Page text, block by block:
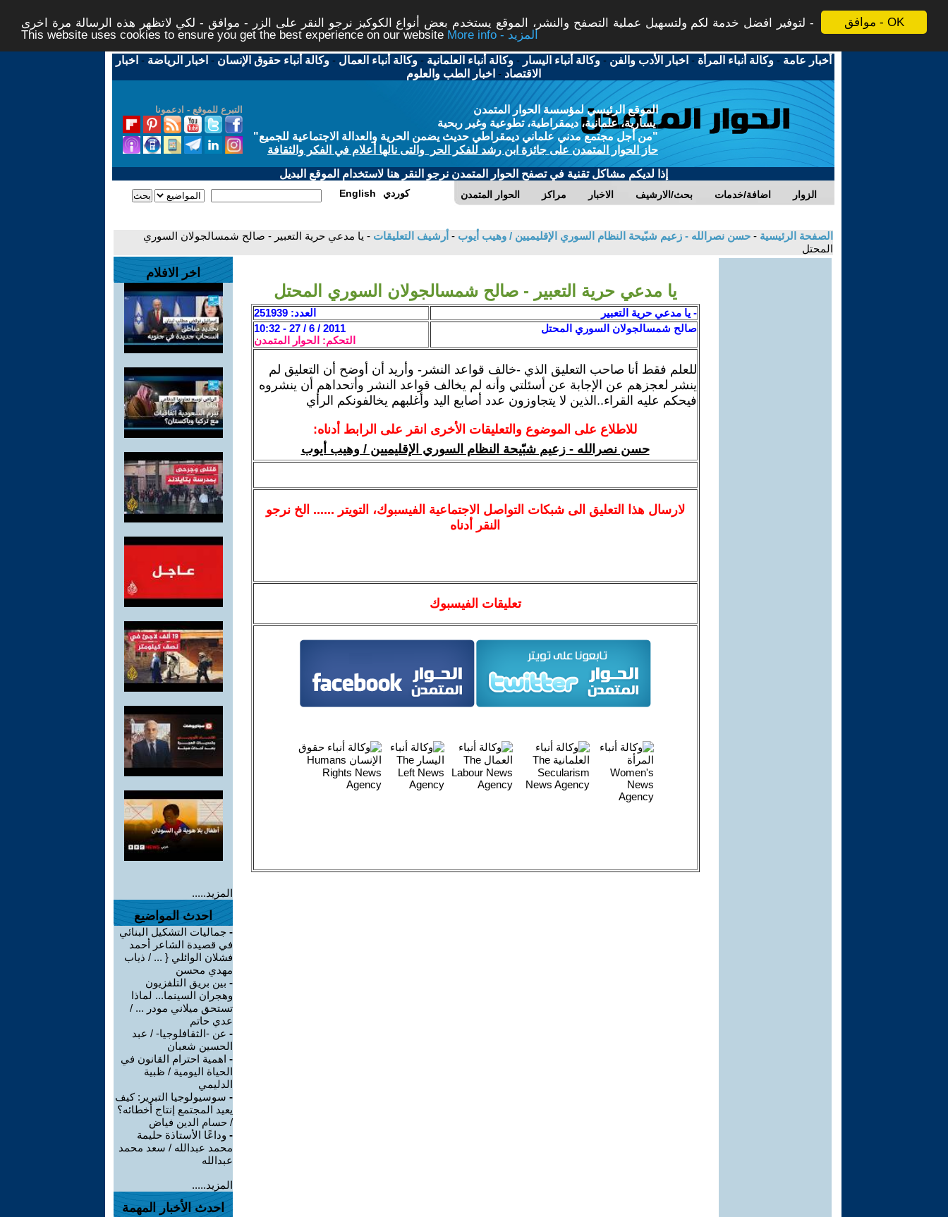
موافق - OK
لتوفير افضل خدمة لكم ولتسهيل عملية التصفح والنشر، الموقع يستخدم بعض أنواع الكوكيز نرجو النقر على الزر - موافق - لكي لاتظهر هذه الرسالة مرة اخرى -
This website uses cookies to ensure you get the best experience on our website
More info - المزيد
أخبار عامة -وكالة أنباء المرأة - اخبار الأدب والفن -وكالة أنباء اليسار -وكالة أنباء العلمانية -وكالة أنباء العمال -وكالة أنباء حقوق الإنسان - اخبار الرياضة - اخبار
الاقتصاد - اخبار الطب والعلوم
التبرع للموقع - ادعمونا
الموقع الرئيسي لمؤسسة الحوار المتمدن
يسارية، علمانية، ديمقراطية، تطوعية وغير ربحية
"من أجل مجتمع مدني علماني ديمقراطي حديث يضمن الحرية والعدالة الاجتماعية للجميع"
حاز الحوار المتمدن على جائزة ابن رشد للفكر الحر والتى نالها أعلام في الفكر والثقافة
إذا لديكم مشاكل تقنية في تصفح الحوار المتمدن نرجو النقر هنا لاستخدام الموقع البديل
الحوار المتمدن مراكز الاخبار بحث/الارشيف اضافة/خدمات الزوار English كوردي
الصفحة الرئيسية - حسن نصرالله - زعيم شبّيحة النظام السوري الإقليميين / وهيب أيوب - أرشيف التعليقات - يا مدعي حرية التعبير - صالح شمسالجولان السوري
المحتل
يا مدعي حرية التعبير - صالح شمسالجولان السوري المحتل
- يا مدعي حرية التعبير
العدد: 251939
صالح شمسالجولان السوري المحتل
2011 / 6 / 27 - 10:32
التحكم: الحوار المتمدن
للعلم فقط أنا صاحب التعليق الذي -خالف قواعد النشر- وأريد أن أوضح أن التعليق لم
ينشر لعجزهم عن الإجابة عن أسئلتي وأنه لم يخالف قواعد النشر وأتحداهم أن ينشروه
فيحكم عليه القراء..الذين لا يتجاوزون عدد أصابع اليد وأغلبهم يخالفونكم الرأي
للاطلاع على الموضوع والتعليقات الأخرى انقر على الرابط أدناه:
حسن نصرالله - زعيم شبّيحة النظام السوري الإقليميين / وهيب أيوب
لارسالهذا التعليق الى شبكات التواصل الاجتماعية الفيسبوك، التويتر ...... الخ نرجو
النقر أدناه
تعليقات الفيسبوك
اخر الافلام
المزيد.....
احدث المواضيع
- جماليات التشكيل البنائي
في قصيدة الشاعر أحمد
فشلان الوائلي { ... / ذياب
مهدي محسن
- بين بريق التلفزيون
وهجران السينما... لماذا
تستحق ميلاني مودر ... /
عدي حاتم
- عن -الثقافلوجيا- / عبد
الحسين شعبان
- اهمية احترام القانون في
الحياة اليومية / ظبية
الدليمي
- سوسيولوجيا التبرير: كيف
يعيد المجتمع إنتاج أخطائه؟
/ حسام الدين فياض
- وداعًا الأستاذة حليمة
محمد عبدالله / سعد محمد
عبدالله
المزيد.....
احدث الأخبار المهمة